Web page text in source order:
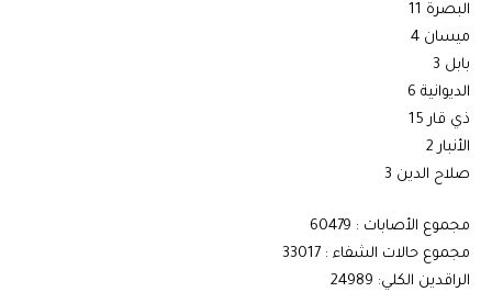
البصرة 11
ميسان 4
بابل 3
الديوانية 6
ذي قار 15
الأنبار 2
صلاح الدين 3
مجموع الأصابات : 60479
مجموع حالات الشفاء : 33017
الراقدين الكلي: 24989